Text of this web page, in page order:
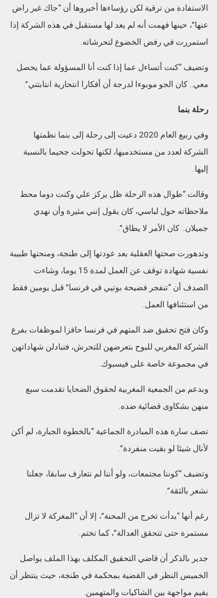
الاستفادة من ترقية لكن رؤساءها أخبروها أن “جاك غير راض
عنها”، حينها فهمت أنه لم يعد لها مستقبل في هذه الشركة إذا
استمررت في رفض الخضوع لتحرشاته.
وتضيف “كنت أتساءل عما إذا كنت أنا المسؤولة عما يحصل
معي.. كان الجو موبوءا لدرجة أن أفكارا انتحارية انتابتني”.
رحلة بنما
وفي ربيع العام 2020 دعيت إلى رحلة إلى بنما نظمتها
الشركة لعدد من مستخدميها، لكنها تحولت جحيما بالنسبة
إليها.
وقالت “طوال هذه الرحلة ظل يركز علي وكنت دوما محط
ملاحظاته حول لباسي، كان يقول إنني مثيرة وأن نهدي
جميلان.. كان الأمر لا يطاق”.
وتدهورت صحتها العقلية بعد عودتها إلى طنجة، ومنحتها طبيبة
نفسية شهادة توقف عن العمل لمدة 15 يوما، وشاءت
الصدف أن “تنفجر فضيحة بوتيي في فرنسا” قبل يومين فقط
من استئنافها العمل.
وكان فتح تحقيق ضد المتهم في فرنسا حافزا لموظفات بفرع
الشركة المغربي للبوح بتعرضهن للتحرش، فتبادلن شهاداتهن
في مجموعة خاصة على فيسبوك.
وبدعم من الجمعية المغربية لحقوق الضحايا تقدمت سبع
منهن بشكاوى قضائية ضده.
تصف سارة هذه المبادرة الجماعية “بالخطوة الجبارة، لم أكن
لأنال شيئا لو بقيت منفردة”.
وتضيف “كوننا مجتمعات، ولو أننا لم نتعارف سابقا، جعلنا
نشعر بالثقة”.
رغم أنها “بدأت تخرج من المحنة”، إلا أن “المعركة لا تزال
مستمرة حتى تتحقق العدالة”، كما تختم.
جدير بالذكر أن قاضي التحقيق المكلف بهذا الملف يواصل
الخميس النظر في القضية بمحكمة في طنجة، حيث ينتظر أن
يقيم مواجهة بين الشاكيات والمتهمين.